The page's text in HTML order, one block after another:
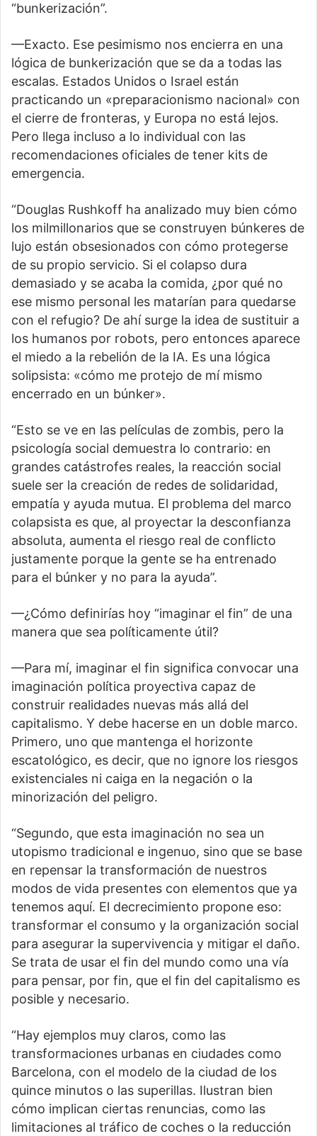
“bunkerización”.
—Exacto. Ese pesimismo nos encierra en una
lógica de bunkerización que se da a todas las
escalas. Estados Unidos o Israel están
practicando un «preparacionismo nacional» con
el cierre de fronteras, y Europa no está lejos.
Pero llega incluso a lo individual con las
recomendaciones oficiales de tener kits de
emergencia.
“Douglas Rushkoff ha analizado muy bien cómo
los milmillonarios que se construyen búnkeres de
lujo están obsesionados con cómo protegerse
de su propio servicio. Si el colapso dura
demasiado y se acaba la comida, ¿por qué no
ese mismo personal les matarían para quedarse
con el refugio? De ahí surge la idea de sustituir a
los humanos por robots, pero entonces aparece
el miedo a la rebelión de la IA. Es una lógica
solipsista: «cómo me protejo de mí mismo
encerrado en un búnker».
“Esto se ve en las películas de zombis, pero la
psicología social demuestra lo contrario: en
grandes catástrofes reales, la reacción social
suele ser la creación de redes de solidaridad,
empatía y ayuda mutua. El problema del marco
colapsista es que, al proyectar la desconfianza
absoluta, aumenta el riesgo real de conflicto
justamente porque la gente se ha entrenado
para el búnker y no para la ayuda”.
—¿Cómo definirías hoy “imaginar el fin” de una
manera que sea políticamente útil?
—Para mí, imaginar el fin significa convocar una
imaginación política proyectiva capaz de
construir realidades nuevas más allá del
capitalismo. Y debe hacerse en un doble marco.
Primero, uno que mantenga el horizonte
escatológico, es decir, que no ignore los riesgos
existenciales ni caiga en la negación o la
minorización del peligro.
“Segundo, que esta imaginación no sea un
utopismo tradicional e ingenuo, sino que se base
en repensar la transformación de nuestros
modos de vida presentes con elementos que ya
tenemos aquí. El decrecimiento propone eso:
transformar el consumo y la organización social
para asegurar la supervivencia y mitigar el daño.
Se trata de usar el fin del mundo como una vía
para pensar, por fin, que el fin del capitalismo es
posible y necesario.
“Hay ejemplos muy claros, como las
transformaciones urbanas en ciudades como
Barcelona, con el modelo de la ciudad de los
quince minutos o las superillas. Ilustran bien
cómo implican ciertas renuncias, como las
limitaciones al tráfico de coches o la reducción